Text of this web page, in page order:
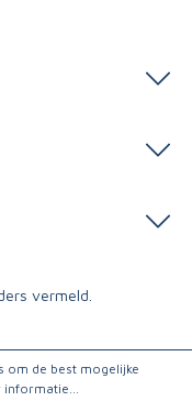
vermeld.
om de best mogelijke
informatie...